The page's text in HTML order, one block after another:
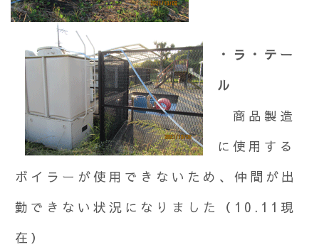
・ラ・テー
ル
商品製造
に使用する
ボイラーが使用できないため、仲間が出
勤できない状況になりました（10.11現
在）